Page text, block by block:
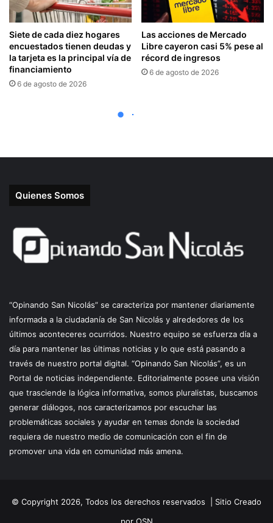
Quienes Somos
“Opinando San Nicolás” se caracteriza por mantener diariamente
informada a la ciudadanía de San Nicolás y alrededores de los
últimos aconteceres ocurridos. Nuestro equipo se esfuerza día a
día para mantener las últimas noticias y lo que está pasando a
través de nuestro portal digital. “Opinando San Nicolás”, es un
Portal de noticias independiente. Editorialmente posee una visión
que trasciende la lógica informativa, somos pluralistas, buscamos
generar diálogos, nos caracterizamos por escuchar las
problemáticas sociales y ayudar en temas donde la sociedad
requiera de nuestro medio de comunicación con el fin de
promover una vida en comunidad más amena.
© Copyright 2026, Todos los derechos reservados | Sitio Creado